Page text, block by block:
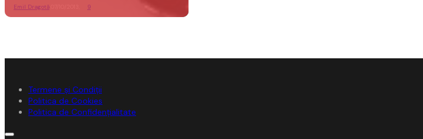
Emil Dragotă 9
Termene și Condiții
Politica de Cookies
Politica de Confidențialitate